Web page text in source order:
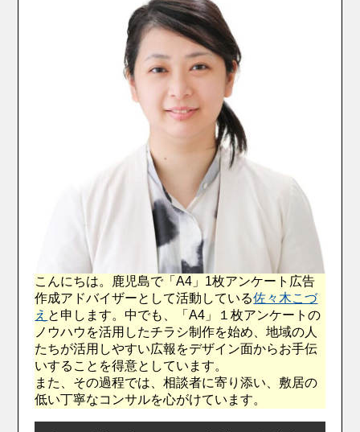
こんにちは。鹿児島で「A4」1枚アンケート広告
作成アドバイザーとして活動している佐々木こづ
え と申します。中でも、「A4」１枚アンケートの
ノウハウを活用したチラシ制作を始め、地域の人
たちが活用しやすい広報をデザイン面からお手伝
いすることを得意としています。
また、その過程では、相談者に寄り添い、敷居の
低い丁寧なコンサルを心がけています。